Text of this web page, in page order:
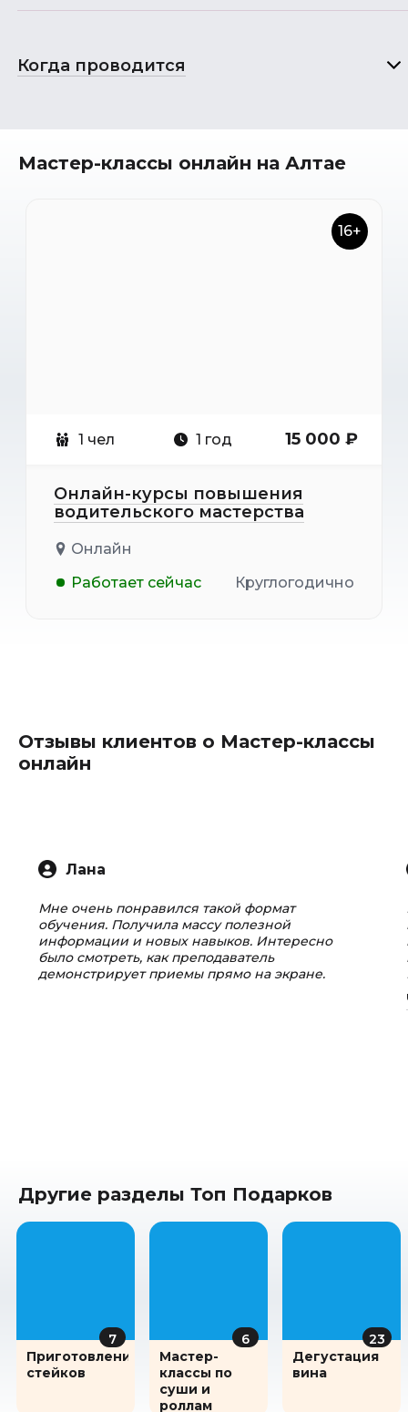
Когда проводится
Мастер-классы онлайн на Алтае
16+
1 чел 1 год 15 000 ₽
Онлайн-курсы повышения
водительского мастерства
Онлайн
Работает сейчас
Круглогодично
Отзывы клиентов о Мастер-классы
онлайн
Лана
Мне очень понравился такой формат
обучения. Получила массу полезной
информации и новых навыков. Интересно
было смотреть, как преподаватель
демонстрирует приемы прямо на экране.
Другие разделы Топ Подарков
7
Приготовление
стейков
6
Мастер-
классы по
суши и
роллам
23
Дегустация
вина